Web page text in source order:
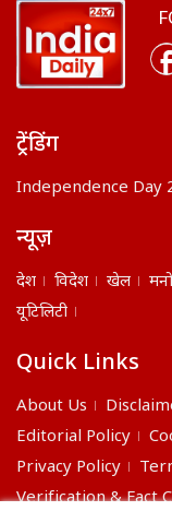
ट्रेंडिंग
Independence Day
न्यूज़
देश विदेश खेल
यूटिलिटी
Quick Links
About Us
Editorial Policy
Privacy Policy
Verification & Fact